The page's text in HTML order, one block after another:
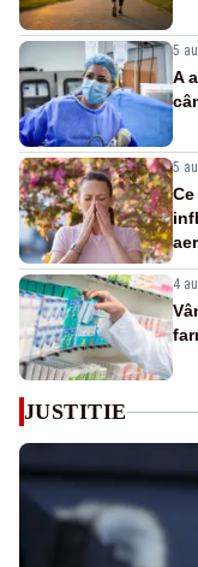
5
A
5
aer
4
JUSTITIE